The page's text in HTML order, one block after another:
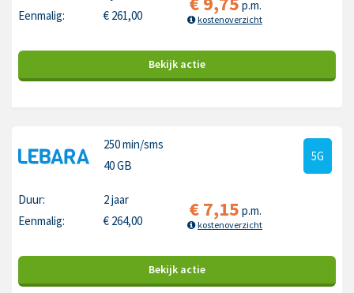
Eenmalig:
€ 261,00
p.m.
kostenoverzicht
Bekijk actie
250 min/sms
40 GB
5G
Duur:
2 jaar
Eenmalig:
€ 264,00 €7,15 p.m.
kostenoverzicht
Bekijk actie